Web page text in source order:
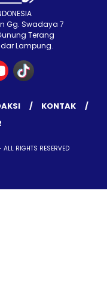
Gg. Swadaya 7
Terang
Lampung.
KONTAK
RIGHTS RESERVED